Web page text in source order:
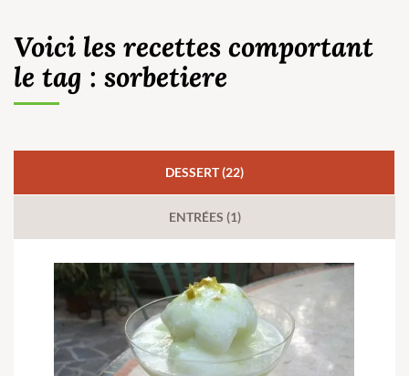
Voici les recettes comportant
le tag : sorbetiere
DESSERT (22)
ENTRÉES (1)